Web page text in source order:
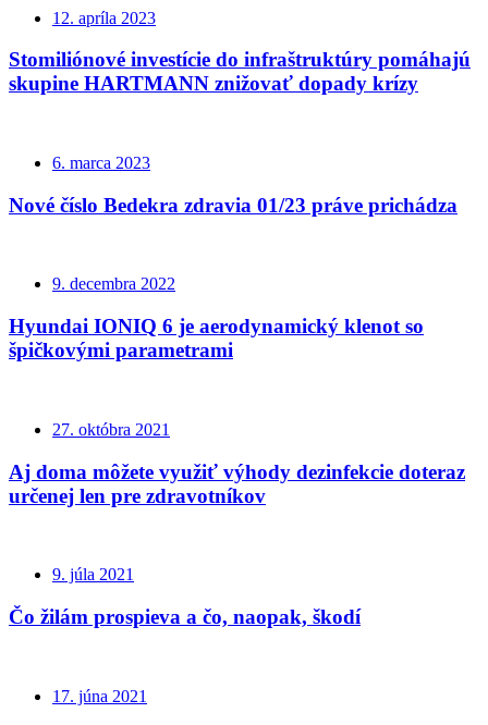
12. apríla 2023
Stomiliónové investície do infraštruktúry pomáhajú
skupine HARTMANN znižovať dopady krízy
6. marca 2023
Nové číslo Bedekra zdravia 01/23 práve prichádza
9. decembra 2022
Hyundai IONIQ 6 je aerodynamický klenot so
špičkovými parametrami
27. októbra 2021
Aj doma môžete využiť výhody dezinfekcie doteraz
určenej len pre zdravotníkov
9. júla 2021
Čo žilám prospieva a čo, naopak, škodí
17. júna 2021